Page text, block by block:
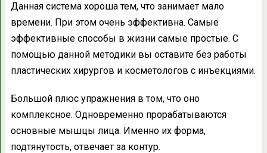
Данная система хороша тем, что занимает мало
времени. При этом очень эффективна. Самые
эффективные способы в жизни самые простые. С
помощью данной методики вы оставите без работы
пластических хирургов и косметологов с инъекциями.
Большой плюс упражнения в том, что оно
комплексное. Одновременно прорабатываются
основные мышцы лица. Именно их форма,
подтянутость, отвечает за контур.